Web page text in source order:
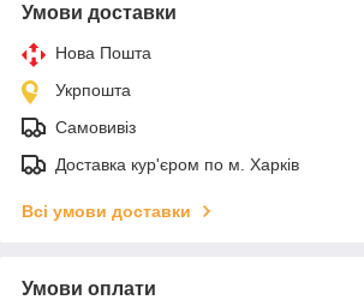
Умови доставки
Нова Пошта
Укрпошта
Самовивіз
Доставка кур'єром по м. Харків
Всі умови доставки
Умови оплати